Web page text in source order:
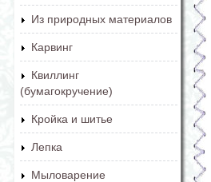
Из природных материалов
Карвинг
Квиллинг
(бумагокручение)
Кройка и шитье
Лепка
Мыловарение